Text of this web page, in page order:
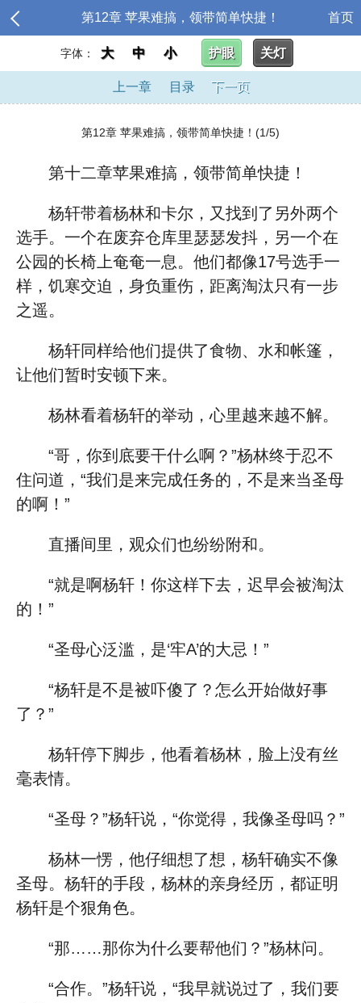
第12章 苹果难搞，领带简单快捷！ 首页
字体： 大 中 小 护眼 关灯
上一章 目录 下一页
第12章 苹果难搞，领带简单快捷！(1/5)
第十二章苹果难搞，领带简单快捷！
杨轩带着杨林和卡尔，又找到了另外两个
选手。一个在废弃仓库里瑟瑟发抖，另一个在
公园的长椅上奄奄一息。他们都像17号选手一
样，饥寒交迫，身负重伤，距离淘汰只有一步
之遥。
杨轩同样给他们提供了食物、水和帐篷，
让他们暂时安顿下来。
杨林看着杨轩的举动，心里越来越不解。
“哥，你到底要干什么啊？”杨林终于忍不
住问道，“我们是来完成任务的，不是来当圣母
的啊！”
直播间里，观众们也纷纷附和。
“就是啊杨轩！你这样下去，迟早会被淘汰
的！”
“圣母心泛滥，是‘牢A’的大忌！”
“杨轩是不是被吓傻了？怎么开始做好事
了？”
杨轩停下脚步，他看着杨林，脸上没有丝
毫表情。
“圣母？”杨轩说，“你觉得，我像圣母吗？”
杨林一愣，他仔细想了想，杨轩确实不像
圣母。杨轩的手段，杨林的亲身经历，都证明
杨轩是个狠角色。
“那……那你为什么要帮他们？”杨林问。
“合作。”杨轩说，“我早就说过了，我们要